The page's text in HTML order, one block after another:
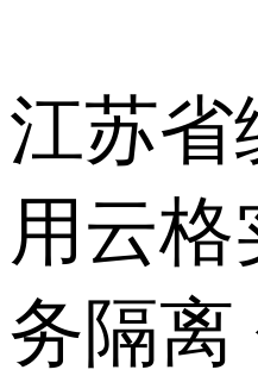
江苏省
用云格
务隔离